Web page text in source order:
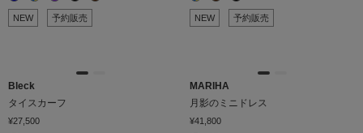
NEW 予約販売 NEW 予約販売
Bleck
タイスカーフ
¥27,500
MARIHA
月影のミニドレス
¥41,800